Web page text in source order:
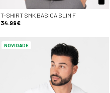
T-SHIRT SMK BASICA SLIM F
34.99€
NOVIDADE